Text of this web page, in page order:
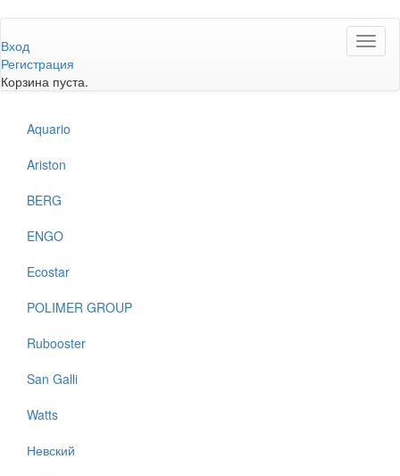
к
основному
содержанию
Вход
Регистрация
Корзина пуста.
Aquario
Ariston
BERG
ENGO
Ecostar
POLIMER GROUP
Rubooster
San Galli
Watts
Невский